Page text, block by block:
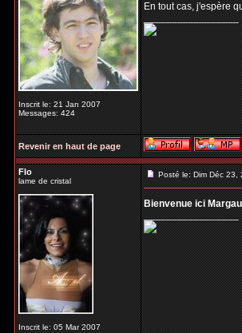
Inscrit le: 21 Jan 2007
Messages: 424
En tout cas, j'espère
_________________
Revenir en haut de page
Flo
lame de cristal
Inscrit le: 05 Mar 2007
Posté le: Dim Déc 23,
Bienvenue ici
_________________